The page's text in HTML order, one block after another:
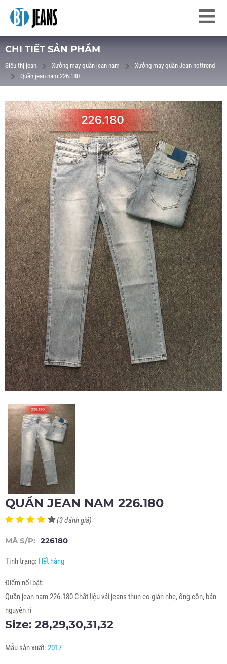
CHI TIẾT SẢN PHẨM
Siêu thị jean Xưởng may quần jean nam
Xưởng may quần Jean hottrend
Quần jean nam 226.180
QUẦN JEAN NAM 226.180
(3 đánh giá)
MÃ S/P: 226180
Tình trạng: Hết hàng
Điểm nổi bật:
Quần jean nam 226.180 Chất liệu vải jeans thun co giản nhẹ, ống côn, bán
nguyên ri
Size: 28,29,30,31,32
Mẫu sản xuất: 2017